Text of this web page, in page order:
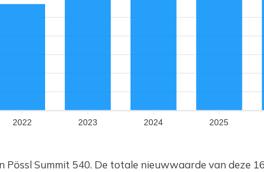
2022 2023 2024 2025
Pössl Summit 540. De totale nieuwwaarde van deze